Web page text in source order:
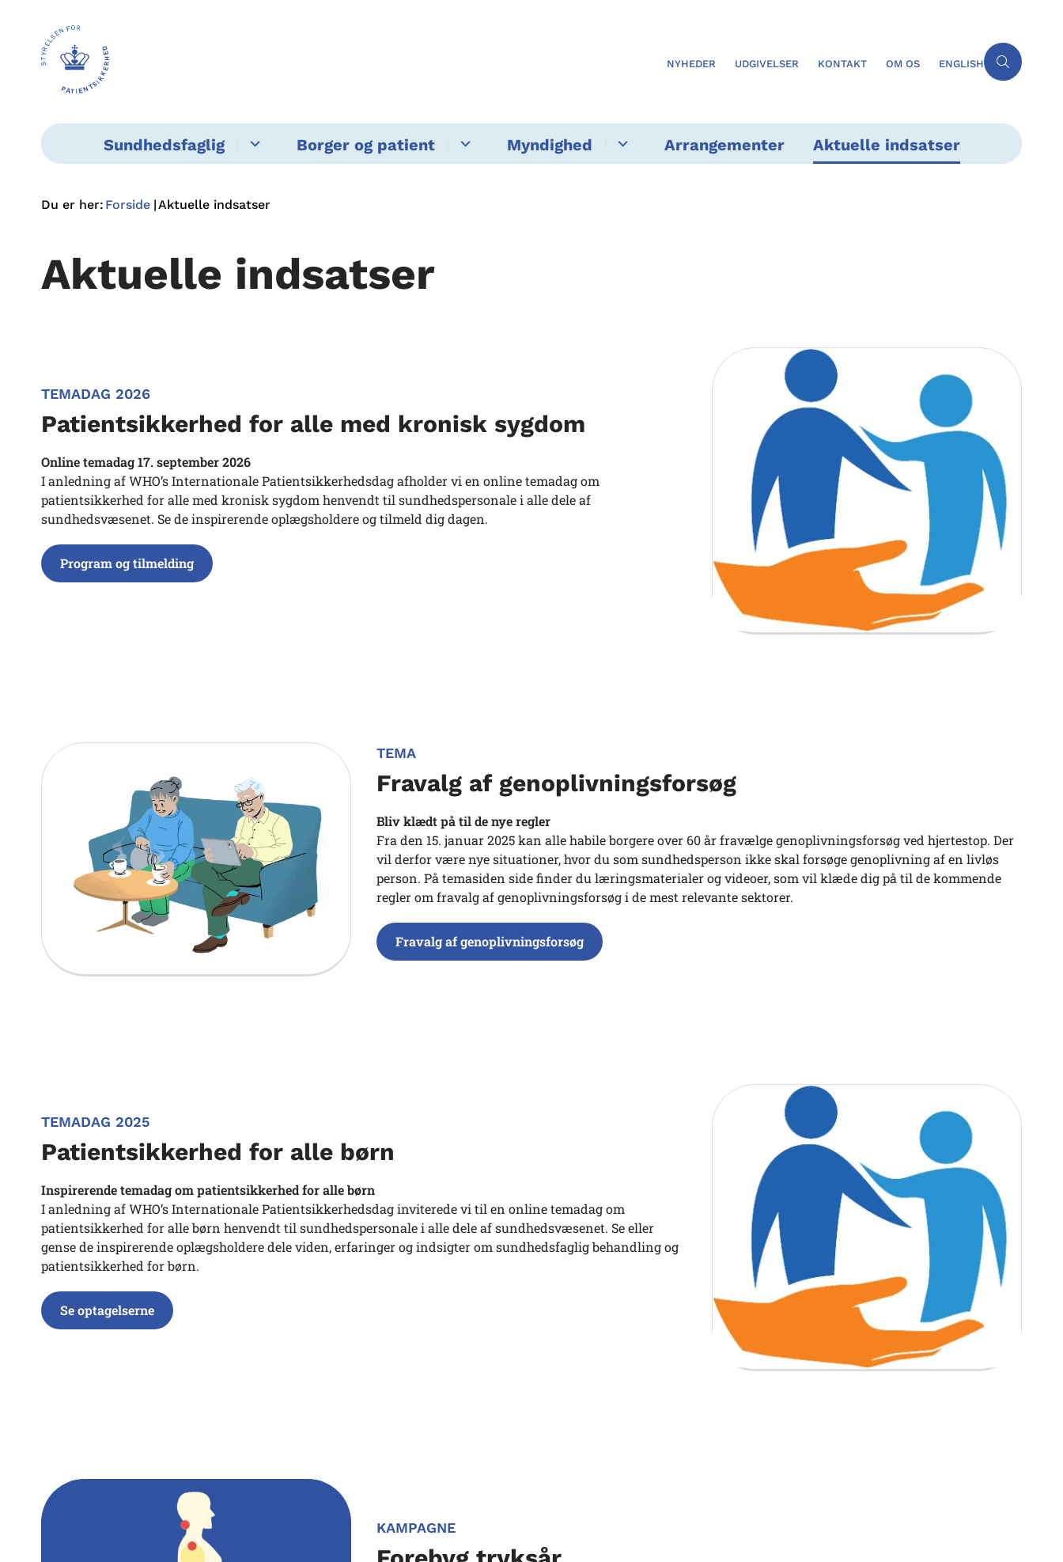
NYHEDER UDGIVELSER KONTAKT OM OS ENGLISH
Sundhedsfaglig Borger og patient Myndighed Arrangementer Aktuelle indsatser
Du er her: Forside Aktuelle indsatser
Aktuelle indsatser
TEMADAG 2026
Patientsikkerhed for alle med kronisk sygdom
Online temadag 17. september 2026
I anledning af WHO’s Internationale Patientsikkerhedsdag afholder vi en online temadag om
patientsikkerhed for alle med kronisk sygdom henvendt til sundhedspersonale i alle dele af
sundhedsvæsenet. Se de inspirerende oplægsholdere og tilmeld dig dagen.
Program og tilmelding
TEMA
Fravalg af genoplivningsforsøg
Bliv klædt på til de nye regler
Fra den 15. januar 2025 kan alle habile borgere over 60 år fravælge genoplivningsforsøg ved hjertestop. Der
vil derfor være nye situationer, hvor du som sundhedsperson ikke skal forsøge genoplivning af en livløs
person. På temasiden side finder du læringsmaterialer og videoer, som vil klæde dig på til de kommende
regler om fravalg af genoplivningsforsøg i de mest relevante sektorer.
Fravalg af genoplivningsforsøg
TEMADAG 2025
Patientsikkerhed for alle børn
Inspirerende temadag om patientsikkerhed for alle børn
I anledning af WHO’s Internationale Patientsikkerhedsdag inviterede vi til en online temadag om
patientsikkerhed for alle børn henvendt til sundhedspersonale i alle dele af sundhedsvæsenet. Se eller
gense de inspirerende oplægsholdere dele viden, erfaringer og indsigter om sundhedsfaglig behandling og
patientsikkerhed for børn.
Se optagelserne
KAMPAGNE